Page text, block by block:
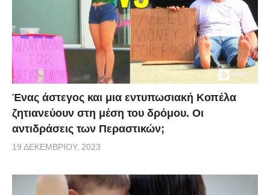
Ένας άστεγος και μια εντυπωσιακή Κοπέλα
ζητιανεύουν στη μέση του δρόμου. Οι
αντιδράσεις των Περαστικών;
19 ΔΕΚΕΜΒΡΊΟΥ, 2023